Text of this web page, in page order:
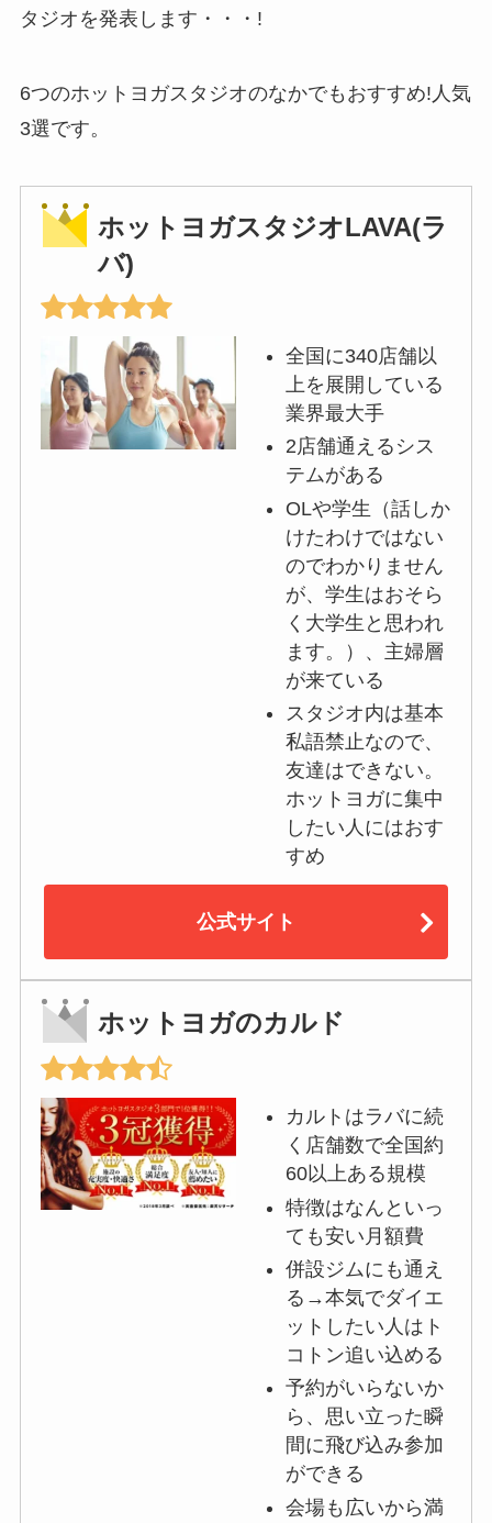
タジオを発表します・・・!
6つのホットヨガスタジオのなかでもおすすめ!人気
3選です。
ホットヨガスタジオLAVA(ラ
バ)
全国に340店舗以
上を展開している
業界最大手
2店舗通えるシス
テムがある
OLや学生（話しか
けたわけではない
のでわかりません
が、学生はおそら
く大学生と思われ
ます。）、主婦層
が来ている
スタジオ内は基本
私語禁止なので、
友達はできない。
ホットヨガに集中
したい人にはおす
すめ
公式サイト
ホットヨガのカルド
カルトはラバに続
く店舗数で全国約
60以上ある規模
特徴はなんといっ
ても安い月額費
併設ジムにも通え
る→本気でダイエ
ットしたい人はト
コトン追い込める
予約がいらないか
ら、思い立った瞬
間に飛び込み参加
ができる
会場も広いから満